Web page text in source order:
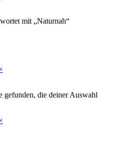
mit „Naturnah“
gefunden, die deiner Auswahl